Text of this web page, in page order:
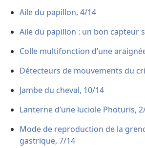
Aile du papillon, 4/14
Aile du papillon : un bon capteur
Colle multifonction d’une
Détecteurs de mouvements du
Jambe du cheval, 10/14
Lanterne d’une luciole Photuris,
Mode de reproduction de la
gastrique, 7/14